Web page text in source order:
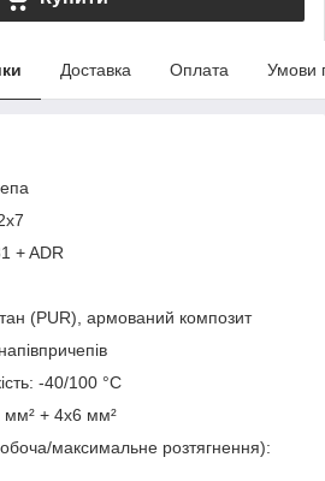
Доставка Оплата Умови
+ ADR
(PUR), армований композит
-40/100 °C
мм² + 4x6 мм²
максимальне розтягнення):